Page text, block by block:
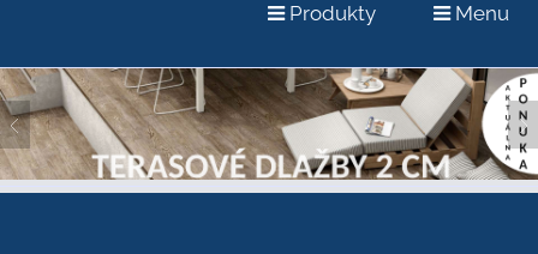
Produkty Menu